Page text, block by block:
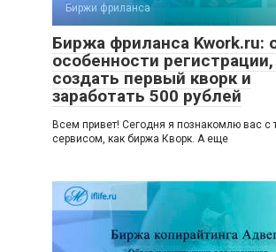
Биржи фриланса
Биржа фриланса Kwork.ru:
особенности регистрации,
создать первый кворк и
заработать 500 рублей
Всем привет! Сегодня я познакомлю вас с
сервисом, как биржа Кворк. А еще